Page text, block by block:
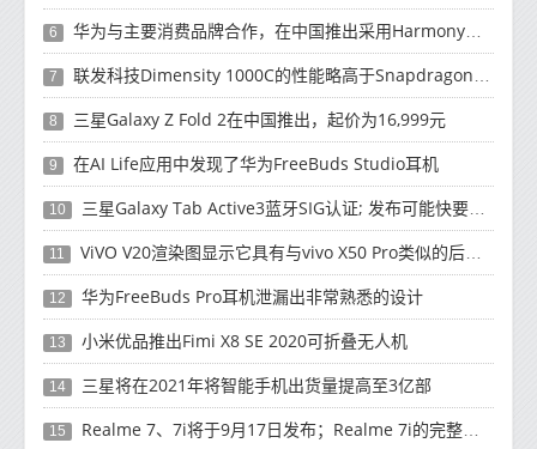
6 华为与主要消费品牌合作，在中国推出采用HarmonyOS 2.0的智能家居产品
7 联发科技Dimensity 1000C的性能略高于Snapdragon 765G
8 三星Galaxy Z Fold 2在中国推出，起价为16,999元
9 在AI Life应用中发现了华为FreeBuds Studio耳机
10 三星Galaxy Tab Active3蓝牙SIG认证; 发布可能快要结束了
11 ViVO V20渲染图显示它具有与vivo X50 Pro类似的后部设计
12 华为FreeBuds Pro耳机泄漏出非常熟悉的设计
13 小米优品推出Fimi X8 SE 2020可折叠无人机
14 三星将在2021年将智能手机出货量提高至3亿部
15 Realme 7、7i将于9月17日发布；Realme 7i的完整规格并导致泄漏